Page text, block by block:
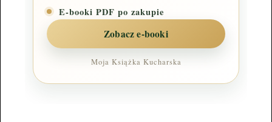
E-booki PDF po zakupie
Zobacz e-booki
Moja Książka Kucharska